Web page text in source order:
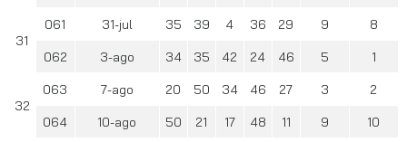
31
061 31-jul 35 39 4 36 29 9 8
062 3-ago 34 35 42 24 46 5 1
32
063 7-ago 20 50 34 46 27 3 2
064 10-ago 50 21 17 48 11 9 10